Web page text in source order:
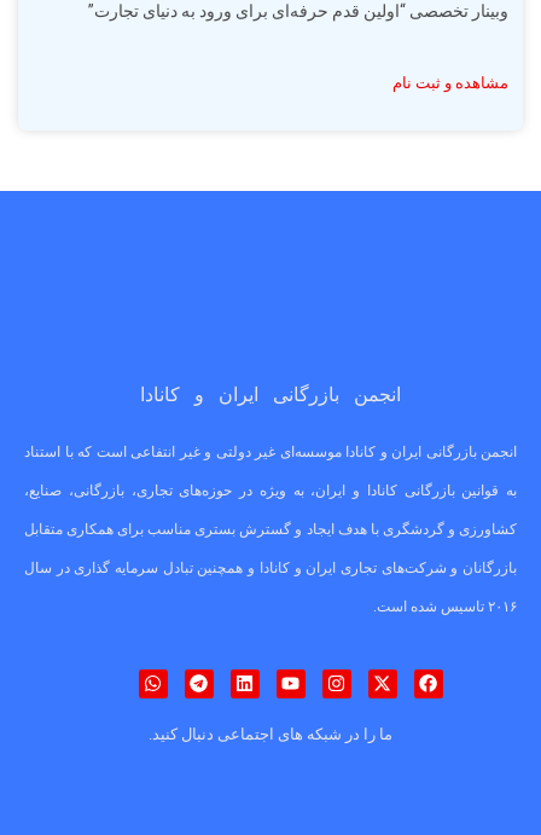
وبینار تخصصی “اولین قدم حرفه‌ای برای ورود به دنیای تجارت”
مشاهده و ثبت نام
انجمن بازرگانی ایران و کانادا
انجمن بازرگانی ایران و کانادا موسسه‌ای غیر دولتی و غیر انتفاعی است که با استناد
به قوانین بازرگانی کانادا و ایران، به ویژه در حوزه‌های تجاری، بازرگانی، صنایع،
کشاورزی و گردشگری با هدف ایجاد و گسترش بستری مناسب برای همکاری متقابل
بازرگانان و شرکت‌های تجاری ایران و کانادا و همچنین تبادل سرمایه گذاری در سال
۲۰۱۶ تاسیس شده است.
ما را در شبکه های اجتماعی دنبال کنید.